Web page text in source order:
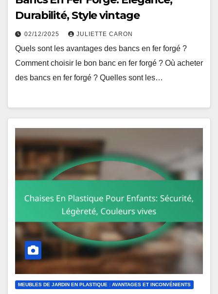
Durabilité, Style vintage
02/12/2025 JULIETTE CARON
Quels sont les avantages des bancs en fer forgé ?
Comment choisir le bon banc en fer forgé ? Où acheter
des bancs en fer forgé ? Quelles sont les…
MEUBLES DE JARDIN EN PLASTIQUE : AVANTAGES ET INCONVÉNIENTS